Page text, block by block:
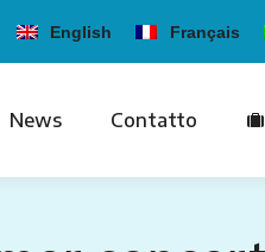
English Français
News Contatto